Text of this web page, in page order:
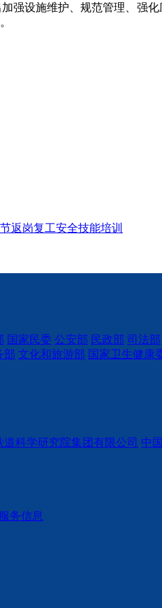
强设施维护、规范管理、强
返岗复工安全技能培训
国家民委 公安部 民政部 司法部
部 文化和旅游部 国家卫生健康
道科学研究院集团有限公司 中
务信息